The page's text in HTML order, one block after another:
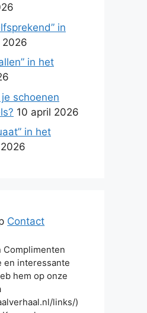
in
2026
in het
schoenen
10 april 2026
in het
Contact
Complimenten
en interessante
hem op onze
links/)